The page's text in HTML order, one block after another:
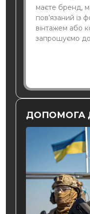
маєте бренд,
пов’язаний із
вінтажем або
запрошуємо до
ДОПОМОГА